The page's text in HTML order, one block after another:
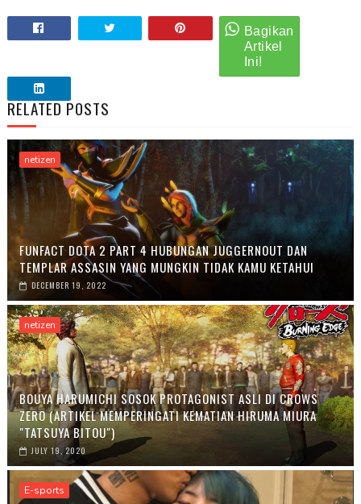
RELATED POSTS
netizen
FUNFACT DOTA 2 PART 4 HUBUNGAN JUGGERNOUT DAN
TEMPLAR ASSASIN YANG MUNGKIN TIDAK KAMU KETAHUI
DECEMBER 19, 2022
netizen
BOUYA HARUMICHI SOSOK PROTAGONIST ASLI DI CROWS
ZERO (ARTIKEL MEMPERINGATI KEMATIAN HIRUMA MIURA
"TATSUYA BITOU")
JULY 19, 2020
E-sports